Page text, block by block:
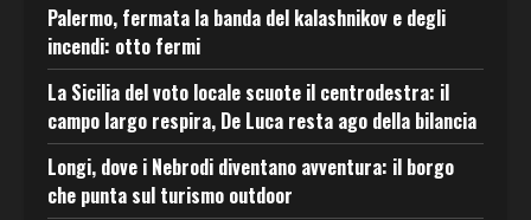
Palermo, fermata la banda del kalashnikov e degli
incendi: otto fermi
La Sicilia del voto locale scuote il centrodestra: il
campo largo respira, De Luca resta ago della bilancia
Longi, dove i Nebrodi diventano avventura: il borgo
che punta sul turismo outdoor